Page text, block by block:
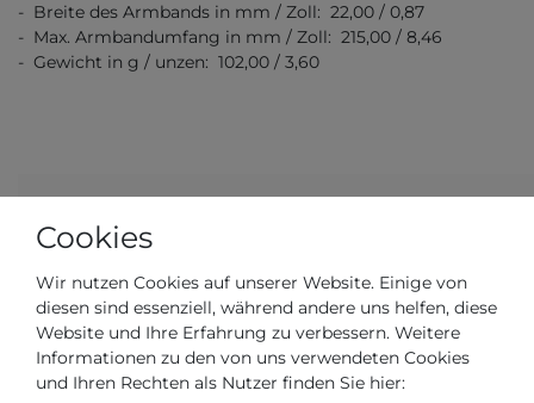
- Breite des Armbands in mm / Zoll: 22,00 / 0,87
- Max. Armbandumfang in mm / Zoll: 215,00 / 8,46
- Gewicht in g / unzen: 102,00 / 3,60
ArtikelnummerCB-500A-B-KBB
349,00 €*
Inhalt1Stück
Grundpreis349,00 € / Stück
Cookies
Wir nutzen Cookies auf unserer Website. Einige von
diesen sind essenziell, während andere uns helfen, diese
Website und Ihre Erfahrung zu verbessern. Weitere
Informationen zu den von uns verwendeten Cookies
und Ihren Rechten als Nutzer finden Sie hier: